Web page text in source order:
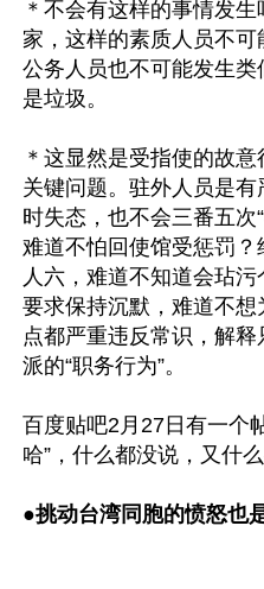
＊不会有这样的事情发
家，这样的素质人员不
公务人员也不可能发生
是垃圾。
＊这显然是受指使的故
关键问题。驻外人员是
时失态，也不会三番五次
难道不怕回使馆受惩罚
人六，难道不知道会玷
要求保持沉默，难道不想
点都严重违反常识，解
派的“职务行为”。
百度贴吧2月27日有一个
哈”，什么都没说，又什么
●挑动台湾同胞的愤怒也